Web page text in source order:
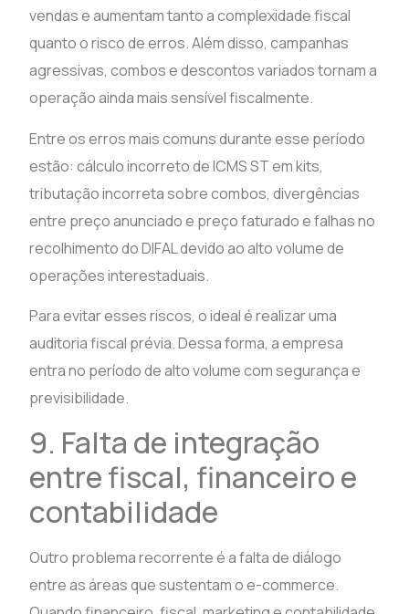
vendas e aumentam tanto a complexidade fiscal
quanto o risco de erros. Além disso, campanhas
agressivas, combos e descontos variados tornam a
operação ainda mais sensível fiscalmente.
Entre os erros mais comuns durante esse período
estão: cálculo incorreto de ICMS ST em kits,
tributação incorreta sobre combos, divergências
entre preço anunciado e preço faturado e falhas no
recolhimento do DIFAL devido ao alto volume de
operações interestaduais.
Para evitar esses riscos, o ideal é realizar uma
auditoria fiscal prévia. Dessa forma, a empresa
entra no período de alto volume com segurança e
previsibilidade.
9. Falta de integração
entre fiscal, financeiro e
contabilidade
Outro problema recorrente é a falta de diálogo
entre as áreas que sustentam o e-commerce.